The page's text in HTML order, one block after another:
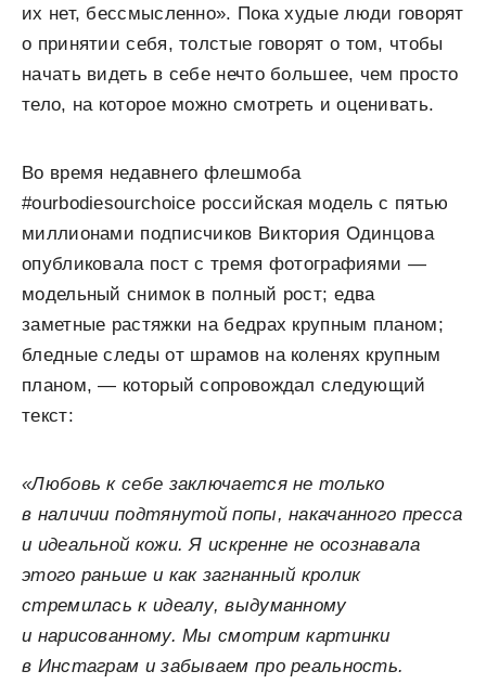
их нет, бессмысленно». Пока худые люди говорят
о принятии себя, толстые говорят о том, чтобы
начать видеть в себе нечто большее, чем просто
тело, на которое можно смотреть и оценивать.
Во время недавнего флешмоба
#ourbodiesourchoice российская модель с пятью
миллионами подписчиков Виктория Одинцова
опубликовала пост с тремя фотографиями —
модельный снимок в полный рост; едва
заметные растяжки на бедрах крупным планом;
бледные следы от шрамов на коленях крупным
планом, — который сопровождал следующий
текст:
«Любовь к себе заключается не только
в наличии подтянутой попы, накачанного пресса
и идеальной кожи. Я искренне не осознавала
этого раньше и как загнанный кролик
стремилась к идеалу, выдуманному
и нарисованному. Мы смотрим картинки
в Инстаграм и забываем про реальность.